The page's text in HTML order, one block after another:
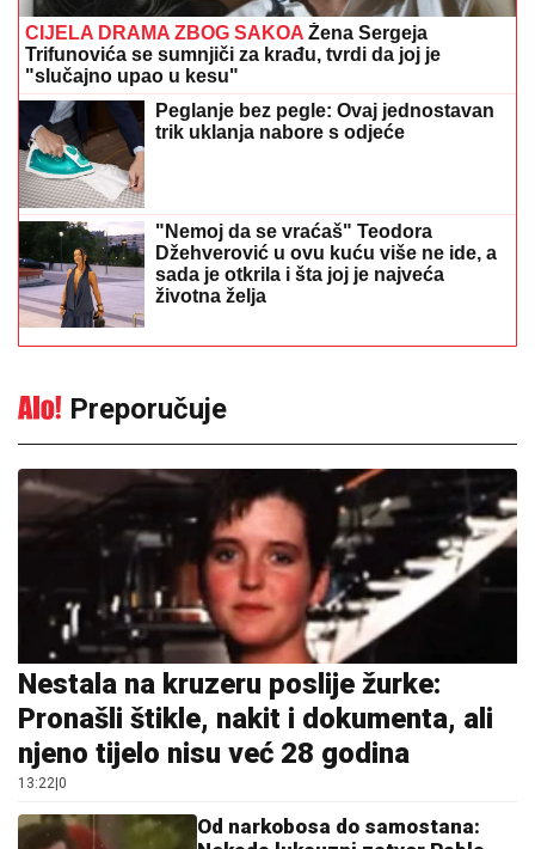
CIJELA DRAMA ZBOG SAKOA Žena Sergeja
Trifunovića se sumnjiči za krađu, tvrdi da joj je
"slučajno upao u kesu"
Peglanje bez pegle: Ovaj jednostavan
trik uklanja nabore s odjeće
"Nemoj da se vraćaš" Teodora
Džehverović u ovu kuću više ne ide, a
sada je otkrila i šta joj je najveća
životna želja
Preporučuje
Nestala na kruzeru poslije žurke:
Pronašli štikle, nakit i dokumenta, ali
njeno tijelo nisu već 28 godina
13:22 0
Od narkobosa do samostana: